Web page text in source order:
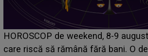
Emanuel a ținut ACEST DETALIU
acum! În fața Alexandrei,